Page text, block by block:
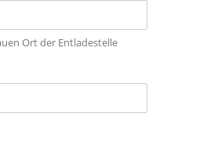
Ort der Entladestelle